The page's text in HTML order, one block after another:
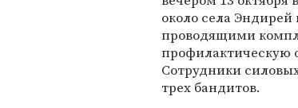
около села
проводящими
профилактическую
Сотрудники
трех бандитов.